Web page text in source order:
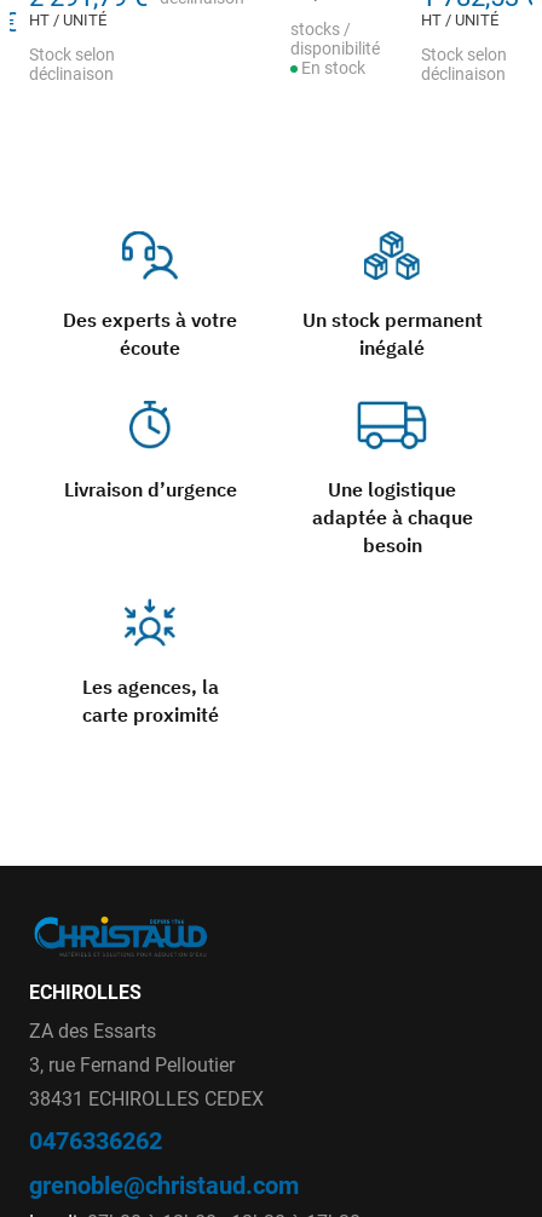
Des experts à votre
écoute
Un stock permanent
inégalé
Livraison d’urgence
Une logistique
adaptée à chaque
besoin
Les agences, la
carte proximité
HT / UNITÉ
Stock selon
déclinaison
stocks /
disponibilité
En stock
HT / UNITÉ
Stock selon
déclinaison
ECHIROLLES
ZA des Essarts
3, rue Fernand Pelloutier
38431 ECHIROLLES CEDEX
0476336262
grenoble@christaud.com